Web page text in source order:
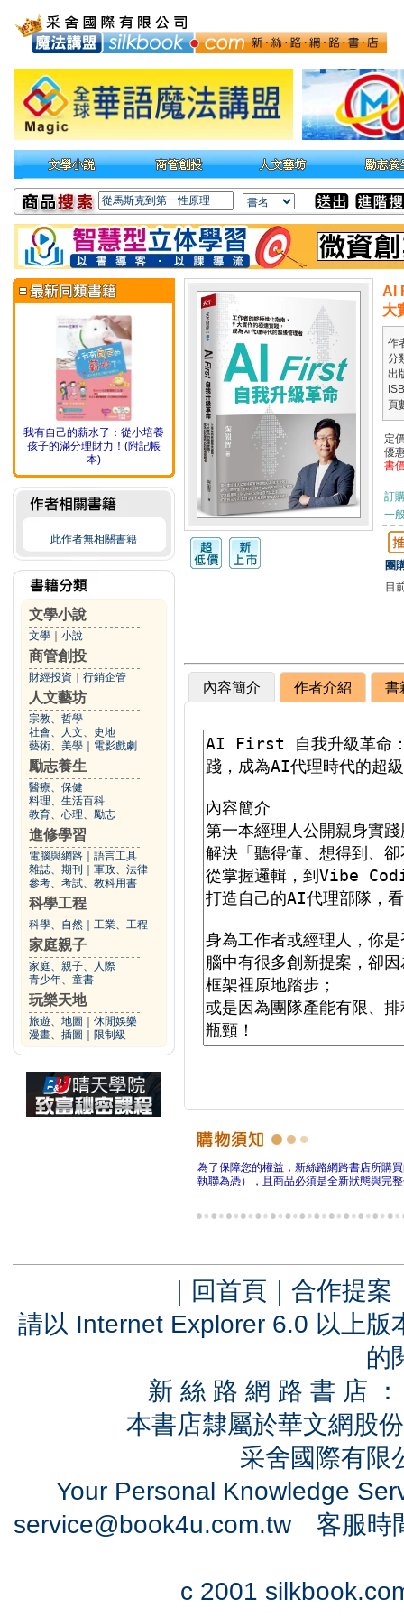
我有自己的薪水了：從小培養
孩子的滿分理財力！(附記帳
本)
此作者無相關書籍
文學小說
文學 小說
商管創投
財經投資 行銷企管
人文藝坊
宗教、哲學
社會、人文、史地
藝術、美學
電影戲劇
勵志養生
醫療、保健
料理、生活百科
教育、心理、勵志
進修學習
電腦與網路
語言工具
雜誌、期刊
軍政、法律
參考、考試、教科用書
科學工程
科學、自然 工業、工程
家庭親子
家庭、親子、人際
青少年、童書
玩樂天地
旅遊、地圖
休閒娛樂
漫畫、插圖
限制級
AI
大
作
分
出
頁
定
優
書
訂
一
團
目
內容簡介 作者介紹 書
為了保障您的權益，新絲路網路書店所購
執聯為憑），且商品必須是全新狀態與完
｜ 回首頁 ｜ 合作提案
請以 Internet Explorer 6.0 以上
的
新 絲 路 網 路 書 店
本書店隸屬於華文網股
采舍國際有
Your Personal Knowledge
service@book4u.com.tw客服時
c 2001